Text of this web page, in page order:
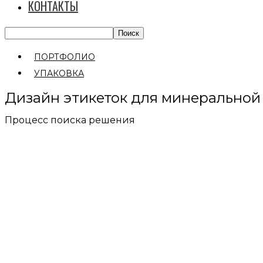
КОНТАКТЫ
ПОРТФОЛИО
УПАКОВКА
Дизайн этикеток для
Процесс поиска решения